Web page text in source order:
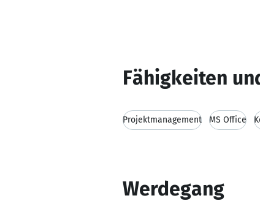
Fähigkeiten
Projektmanagement MS Office
Werdegang